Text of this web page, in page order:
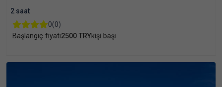
2 saat
0(0)
Başlangıç fiyatı2500 TRYkişi başı